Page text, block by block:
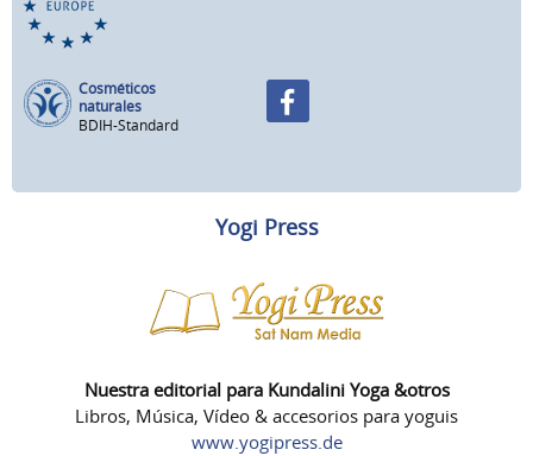
Cosméticos
naturales
BDIH-Standard
Yogi Press
Nuestra editorial para Kundalini Yoga &otros
Libros, Música, Vídeo & accesorios para yoguis
www.yogipress.de